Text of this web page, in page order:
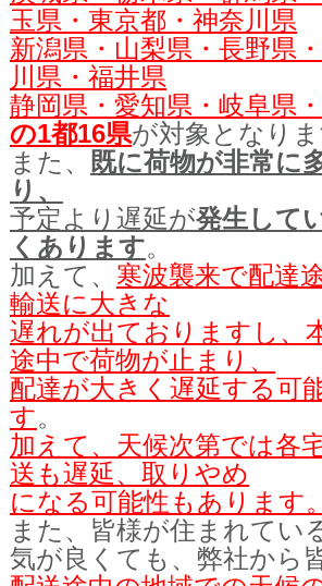
玉県・東京都・神奈川県
新潟県・山梨県・長野県
川県・福井県
静岡県・愛知県・岐阜県
の1都16県が対象となりま
また、
既に荷物が非常に
り、
予定より遅延が発生して
くあります。
加えて、 寒波襲来で配達
輸送に大きな
遅れが出ておりますし、
途中で荷物が止まり、
配達が大きく遅延する可
す。
加えて、天候次第では各
送も遅延、取りやめ
になる可能性もあります。
また、皆様が住まれてい
気が良くても、弊社から